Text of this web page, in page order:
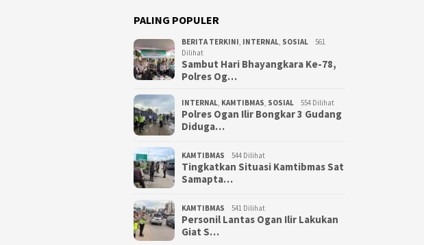
PALING POPULER
BERITA TERKINI, INTERNAL, SOSIAL
561
Dilihat
Sambut Hari Bhayangkara Ke-78,
Polres Og…
INTERNAL, KAMTIBMAS, SOSIAL 554 Dilihat
Polres Ogan Ilir Bongkar 3 Gudang
Diduga…
KAMTIBMAS 544 Dilihat
Tingkatkan Situasi Kamtibmas Sat
Samapta…
KAMTIBMAS 541 Dilihat
Personil Lantas Ogan Ilir Lakukan
Giat S…